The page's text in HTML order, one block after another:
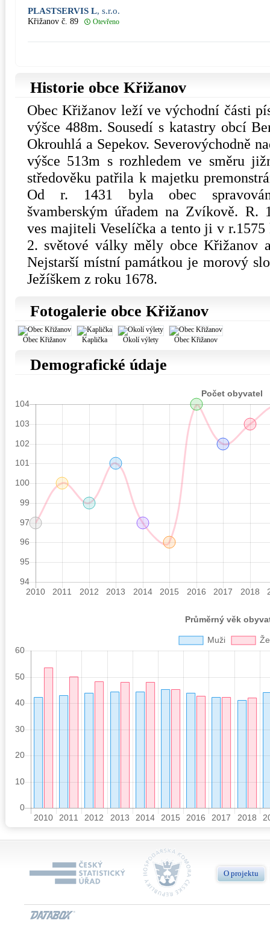
PLASTSERVIS L, s.r.o.
Křižanov č. 89 Otevřeno
Historie obce Křižanov
Obec Křižanov leží ve východní části
výšce 488m. Sousedí s katastry obcí
Okrouhlá a Sepekov. Severovýchodně
výšce 513m s rozhledem ve směru
středověku patřila k majetku
Od r. 1431 byla obec
švamberským úřadem na Zvíkově. R.
ves majiteli Veselíčka a tento ji v
2. světové války měly obce Křižanov
Nejstarší místní památkou je morový
Ježíškem z roku 1678.
Fotogalerie obce Křižanov
Obec Křižanov Kaplička Okolí výlety Obec Křižanov
Demografické údaje
O projektu